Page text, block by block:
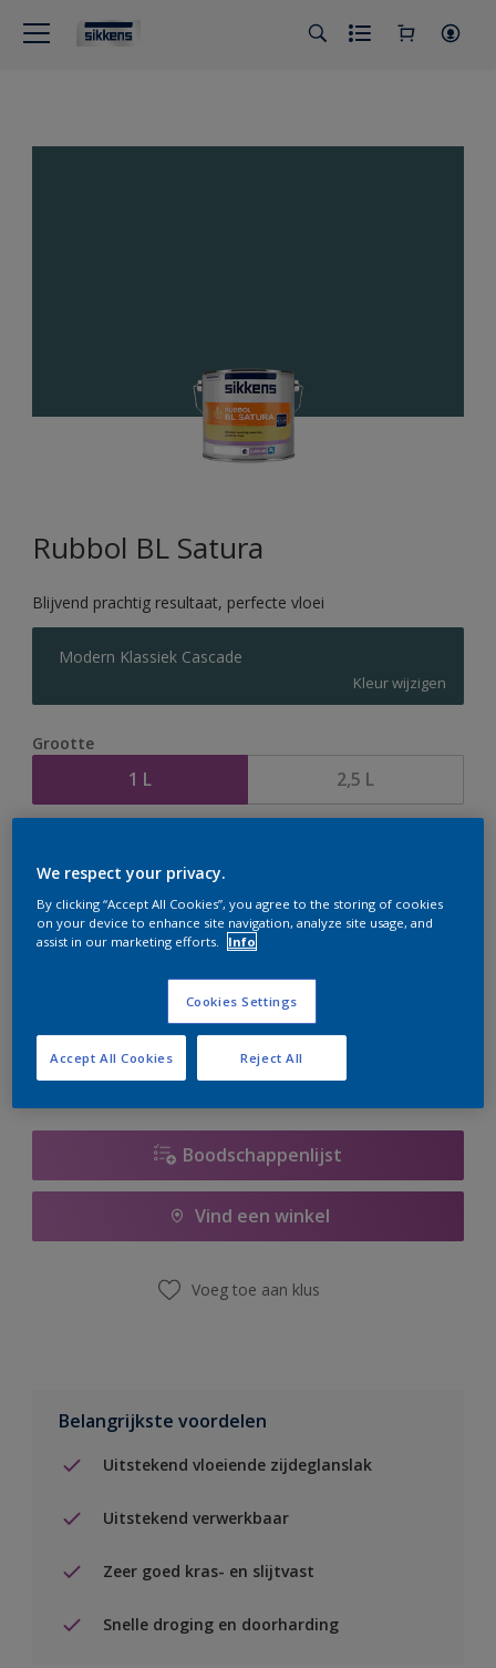
Rubbol BL Satura
Blijvend prachtig resultaat, perfecte vloei
Modern Klassiek Cascade
Kleur wijzigen
Grootte
1 L 2,5 L
er hard aan om de voorraad aan te vullen.
Boodschappenlijst
Vind een winkel
Voeg toe aan klus
Belangrijkste voordelen
Uitstekend vloeiende zijdeglanslak
Uitstekend verwerkbaar
Zeer goed kras- en slijtvast
Snelle droging en doorharding
We respect your privacy.
By clicking “Accept All Cookies”, you agree to the storing of cookies
on your device to enhance site navigation, analyze site usage, and
assist in our marketing efforts.
Info
Cookies Settings
Reject All
Accept All Cookies